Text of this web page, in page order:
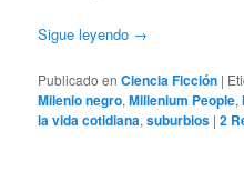
Sigue leyendo →
Publicado en Ciencia Ficción |
Milenio negro,Millenium People,
la vida cotidiana,suburbios |2